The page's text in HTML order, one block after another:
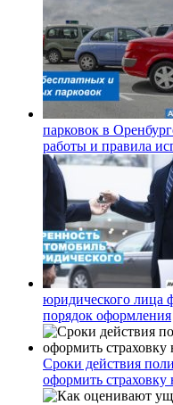
парковок в
работы и правила
юридического лица
порядок оформления
Сроки действия
оформить страховку